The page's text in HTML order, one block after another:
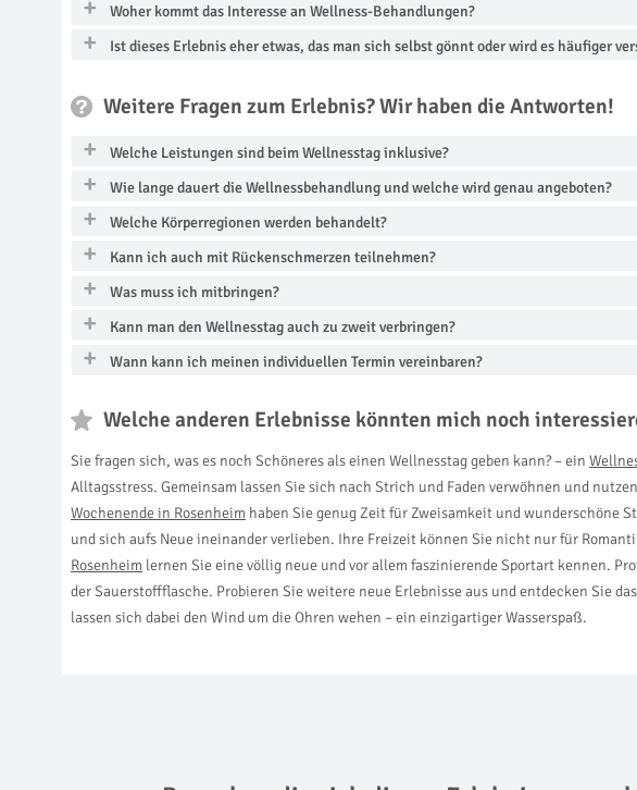
Woher kommt das Interesse an Wellness-Behandlungen?
Ist dieses Erlebnis eher etwas, das man sich selbst gönnt oder wird es häufiger
Weitere Fragen zum Erlebnis? Wir haben die Antworten!
Welche Leistungen sind beim Wellnesstag inklusive?
Wie lange dauert die Wellnessbehandlung und welche wird genau angeboten?
Welche Körperregionen werden behandelt?
Kann ich auch mit Rückenschmerzen teilnehmen?
Was muss ich mitbringen?
Kann man den Wellnesstag auch zu zweit verbringen?
Wann kann ich meinen individuellen Termin vereinbaren?
Welche anderen Erlebnisse könnten mich noch
Sie fragen sich, was es noch Schöneres als einen Wellnesstag geben kann? – ein
Alltagsstress. Gemeinsam lassen Sie sich nach Strich und Faden verwöhnen und
Wochenende in Rosenheim haben Sie genug Zeit für Zweisamkeit und wunderschöne
und sich aufs Neue ineinander verlieben. Ihre Freizeit können Sie nicht nur für
Rosenheim lernen Sie eine völlig neue und vor allem faszinierende Sportart kennen.
der Sauerstoffflasche. Probieren Sie weitere neue Erlebnisse aus und entdecken Sie das
lassen sich dabei den Wind um die Ohren wehen – ein einzigartiger Wasserspaß.